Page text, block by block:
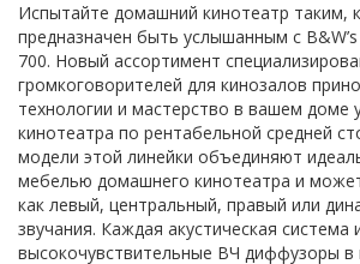
Испытайте домашний кинотеатр таким,
предназначен быть услышанным с
700. Новый ассортимент
громкоговорителей для кинозалов
технологии и мастерство в вашем доме
кинотеатра по рентабельной средней
модели этой линейки объединяют
мебелью домашнего кинотеатра и
как левый, центральный, правый или
звучания. Каждая акустическая система
высокочувствительные ВЧ диффузоры в